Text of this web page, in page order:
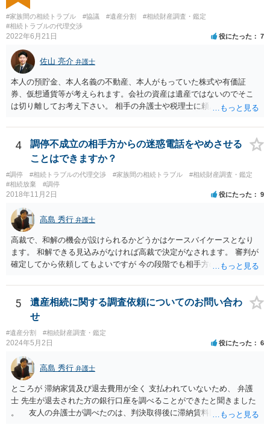
産分割に関係ない(と思われる)いきさつを沢山盛り込むことだと考えま
す(あくまで遺産分割に関係することに留める方が、裁判所や調停委員
の方に事情を理解してもらいやすいと思います)。
#家族間の相続トラブル #協議 #遺産分割
#相続財産調査・鑑定
#相続トラブルの代理交渉
2022年6月21日 役にたった 7
佐山 亮介 弁護士
本人の預貯金、本人名義の不動産、本人がもっていた株式や有価証
券、仮想通貨等が考えられます。会社の資産は遺産ではないのでそこ
は切り離してお考え下さい。 相手の弁護士や税理士に頼んでも守秘義
意に開示を求め、応じなければ「調査嘱託」という手続きを使って銀
行等に照会をかけることになるでしょう。 不動産は、相続登記が済ん
でいなければ市役所ないし区役所に、お子様と義父様のつながりがわ
かる戸籍一式を揃えてもちこみ、「名寄せ」という手続きをすると、
分かると思います。遺産分割協議書の偽造等により既に相続登記され
てしまっている場合は、住所などに当たりをつけて登記名義を調べて
すが、現代では、各々が自由に価格設定をしていますので、特に相場
はお示しできません。ただし、かつて日本弁護士連合会が設けていた
報酬基準を踏まえて価格設定している弁護士は一定数いると思います
ので、それが一応の目安となるでしょう。
4
調停不成立の相手方からの迷惑電話をやめさせる
ことはできますか？
#調停 #相続トラブルの代理交渉 #家族間の相続トラブル
#相続財産調査・鑑定
#相続放棄
#調停
2018年11月2日 役にたった 9
高島 秀行 弁護士
高裁で、和解の機会が設けられるかどうかはケースバイケースとなり
ます。 和解できる見込みがなければ高裁で決定がなされます。 審判が
確定してから依頼してもよいですが 今の段階でも相手方の連絡が迷惑
5
遺産相続に関する調査依頼についてのお問い合わ
せ
#遺産分割 #相続財産調査・鑑定
2024年5月2日 役にたった 6
高島 秀行 弁護士
ところが 滞納家賃及び退去費用が全く 支払われていないため、 弁護
士 先生が退去された方の銀行口座を調べることができたと聞きました
。 友人の弁護士が調べたのは、判決取得後に滞納賃料回収のため